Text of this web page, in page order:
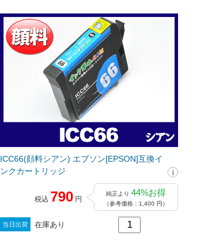
ICC66(顔料シアン) エプソン[EPSON]互換イ
ンクカートリッジ
税込 790 円
純正より 44%お得
（参考価格：1,400 円）
当日出荷 在庫あり